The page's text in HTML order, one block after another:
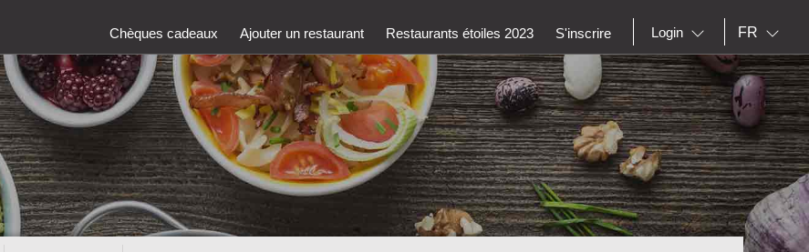
Chèques cadeaux Ajouter un restaurant Restaurants étoiles 2023 S'inscrire Login FR